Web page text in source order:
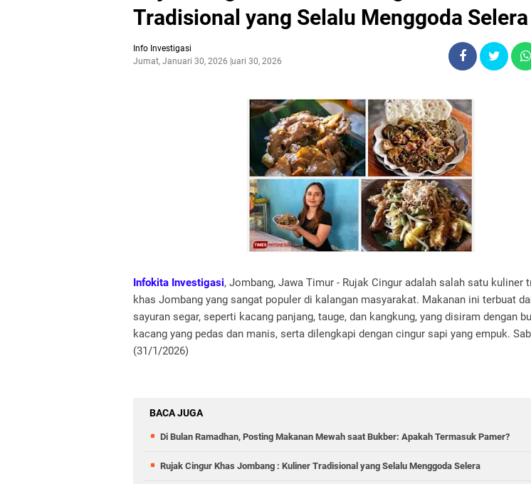
Tradisional yang Selalu Menggoda Selera
Info Investigasi
Jumat, Januari 30, 2026Januari 30, 2026
Infokita Investigasi, Jombang, Jawa Timur - Rujak Cingur adalah salah satu kuliner
khas Jombang yang sangat populer di kalangan masyarakat. Makanan ini terbuat
sayuran segar, seperti kacang panjang, tauge, dan kangkung, yang disiram dengan
kacang yang pedas dan manis, serta dilengkapi dengan cingur sapi yang empuk.
(31/1/2026)
BACA JUGA
Di Bulan Ramadhan, Posting Makanan Mewah saat Bukber: Apakah Termasuk Pamer?
Rujak Cingur Khas Jombang : Kuliner Tradisional yang Selalu Menggoda Selera